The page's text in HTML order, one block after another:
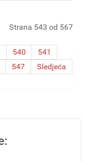
Strana 543 od 567
540
541
547
Sledjeća